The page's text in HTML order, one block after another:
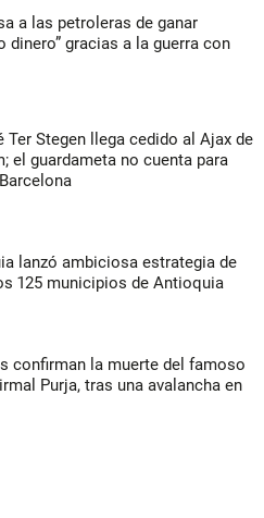
a las petroleras de ganar
dinero” gracias a la guerra con
Ter Stegen llega cedido al Ajax de
el guardameta no cuenta para
lanzó ambiciosa estrategia de
125 municipios de Antioquia
confirman la muerte del famoso
Purja, tras una avalancha en